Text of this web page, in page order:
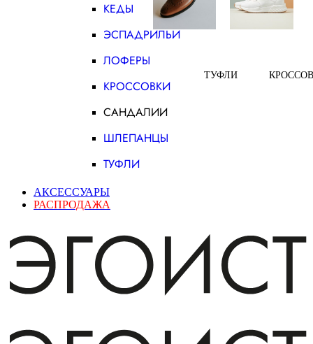
КЕДЫ
ЭСПАДРИЛЬИ
ЛОФЕРЫ
КРОССОВКИ
САНДАЛИИ
ШЛЕПАНЦЫ
ТУФЛИ
ТУФЛИ
АКСЕССУАРЫ
РАСПРОДАЖА